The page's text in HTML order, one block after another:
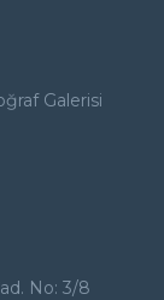
Galerisi
No: 3/8